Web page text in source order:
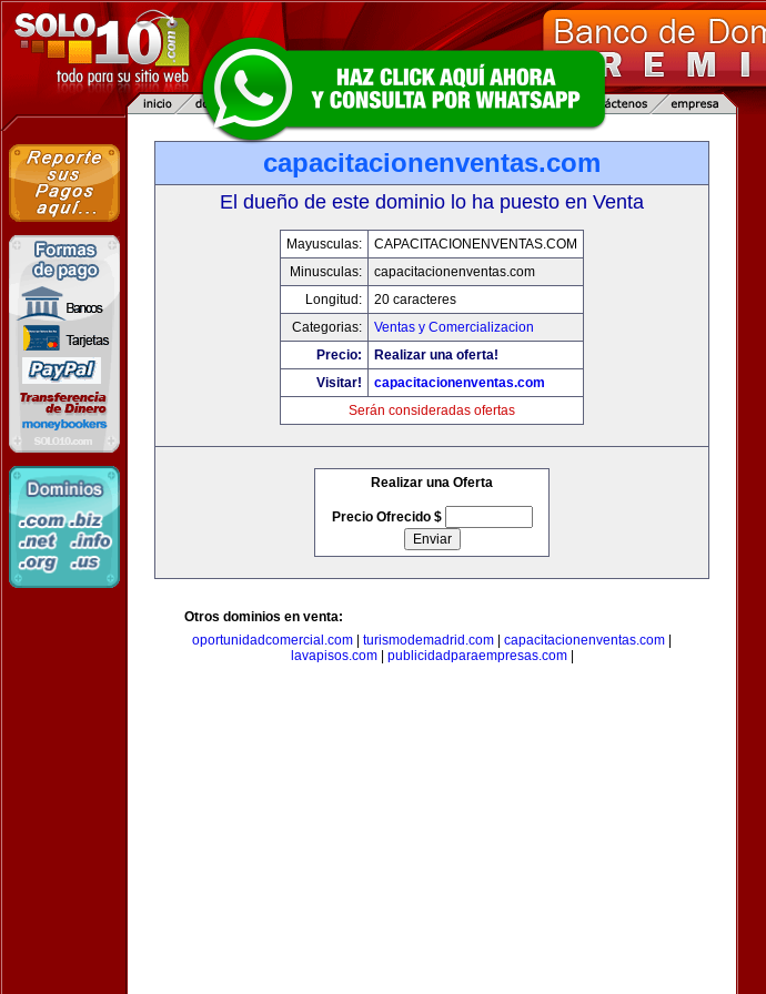
capacitacionenventas.com
El dueño de este dominio lo ha puesto en Venta
Mayusculas:
CAPACITACIONENVENTAS.COM
Minusculas:
capacitacionenventas.com
Longitud:
20 caracteres
Categorias:
Ventas y Comercializacion
Precio:
Realizar una oferta!
Visitar!
capacitacionenventas.com
Serán consideradas ofertas
Realizar una Oferta
Precio Ofrecido $
Otros dominios en venta:
oportunidadcomercial.com
turismodemadrid.com capacitacionenventas.com
lavapisos.com| publicidadparaempresas.com|